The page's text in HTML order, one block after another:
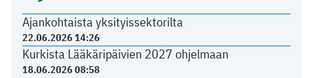
Ajankohtaista yksityissektorilta
22.06.2026 14:26
Kurkista Lääkäripäivien 2027 ohjelmaan
18.06.2026 08:58